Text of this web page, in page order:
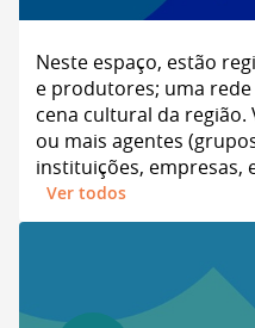
Neste espaço, estão
e produtores; uma
cena cultural da
ou mais agentes
instituições, empresas,
Ver todos